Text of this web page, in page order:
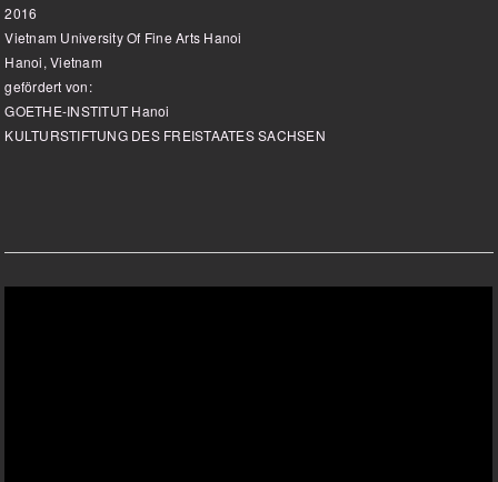
2016
Vietnam University Of Fine Arts Hanoi
Hanoi, Vietnam
gefördert von:
GOETHE-INSTITUT Hanoi
KULTURSTIFTUNG DES FREISTAATES SACHSEN